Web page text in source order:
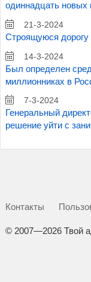
одиннадцать новых
21-3-2024
Строящуюся
14-3-2024
Был определен
миллионниках в
7-3-2024
Генеральный
решение уйти с
Контакты
© 2007—2026 Твой